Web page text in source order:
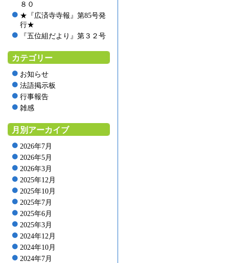
８０
★『広済寺寺報』第85号発
行★
『五位組だより』第３２号
カテゴリー
お知らせ
法語掲示板
行事報告
雑感
月別アーカイブ
2026年7月
2026年5月
2026年3月
2025年12月
2025年10月
2025年7月
2025年6月
2025年3月
2024年12月
2024年10月
2024年7月